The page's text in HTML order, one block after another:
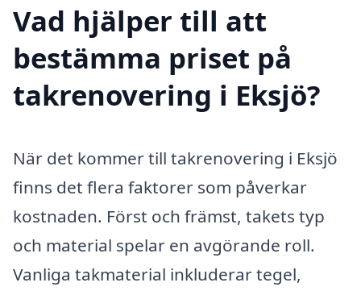
Vad hjälper till att
bestämma priset på
takrenovering i Eksjö?
När det kommer till takrenovering i Eksjö
finns det flera faktorer som påverkar
kostnaden. Först och främst, takets typ
och material spelar en avgörande roll.
Vanliga takmaterial inkluderar tegel,